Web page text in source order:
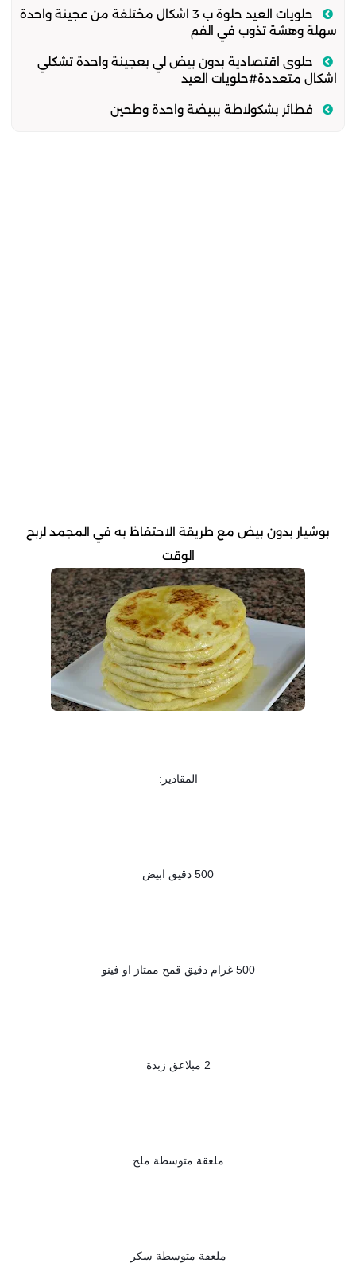
حلويات العيد حلوة ب 3 اشكال مختلفة من عجينة واحدة
سهلة وهشة تذوب في الفم
حلوى اقتصادية بدون بيض لي بعجينة واحدة تشكلي
اشكال متعددة#حلويات العيد
فطائر بشكولاطة ببيضة واحدة وطحين
بوشيار بدون بيض مع طريقة الاحتفاظ به في المجمد لربح
الوقت
المقادير:
500 دقيق ابيض
500 غرام دقيق قمح ممتاز او فينو
2 مبلاعق زبدة
ملعقة متوسطة ملح
ملعقة متوسطة سكر